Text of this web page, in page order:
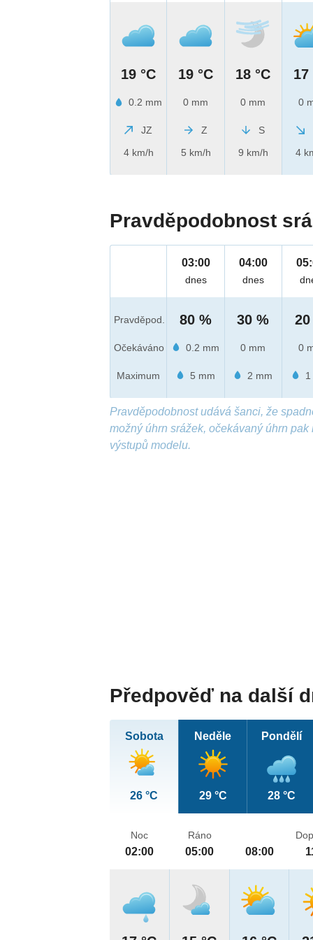
19 °C
0.2 mm
JZ
4 km/h
19 °C
0 mm
Z
5 km/h
18 °C
0 mm
S
9 km/h
17
0
4
Pravděpodobnost
Pravděpod.
Očekáváno
Maximum
03:00
dnes
80 %
0.2 mm
5 mm
04:00
dnes
30 %
0 mm
2 mm
0
Pravděpodobnost udává šanci, že
možný úhrn srážek, očekávaný úhrn
výstupů modelu.
Předpověď na další
Sobota
26 °C
Neděle
29 °C
Pondělí
28 °C
Noc
02:00
Ráno
05:00 08:00